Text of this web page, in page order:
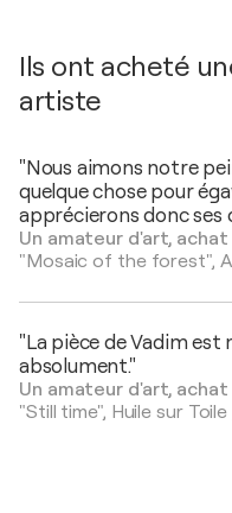
Ils ont acheté
artiste
"Nous aimons notre
quelque chose pour
apprécierons donc ses
Un amateur d'art,
"Mosaic of the forest",
"La pièce de Vadim est
absolument."
Un amateur d'art,
"Still time", Huile sur Toile